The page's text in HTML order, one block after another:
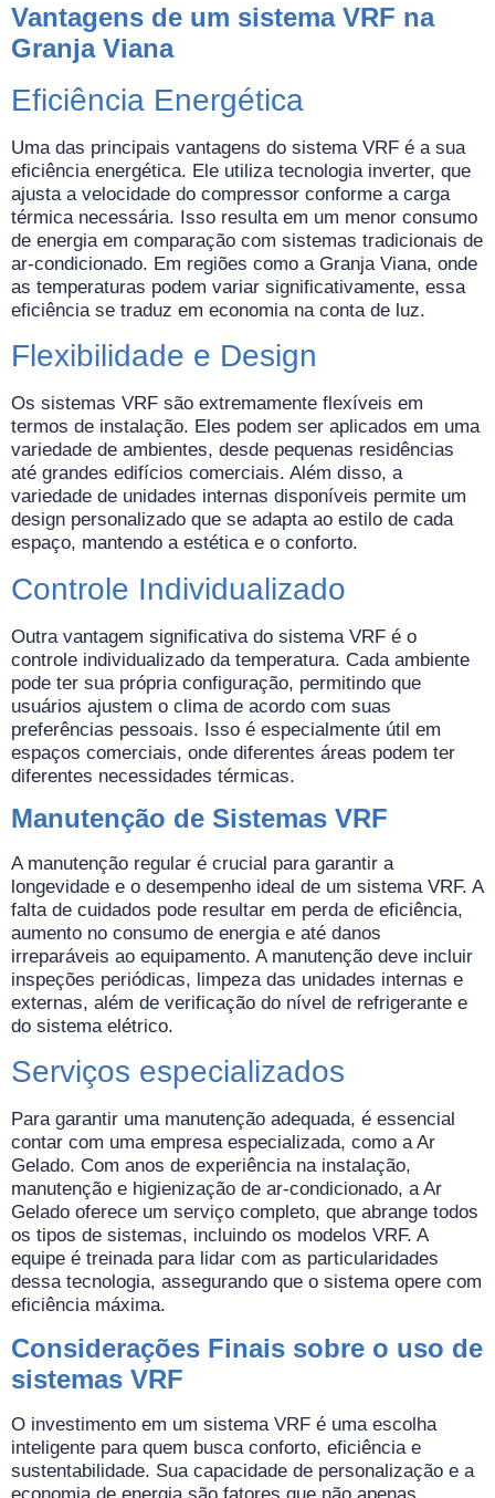
Vantagens de um sistema VRF na
Granja Viana
Eficiência Energética
Uma das principais vantagens do sistema VRF é a sua
eficiência energética. Ele utiliza tecnologia inverter, que
ajusta a velocidade do compressor conforme a carga
térmica necessária. Isso resulta em um menor consumo
de energia em comparação com sistemas tradicionais de
ar-condicionado. Em regiões como a Granja Viana, onde
as temperaturas podem variar significativamente, essa
eficiência se traduz em economia na conta de luz.
Flexibilidade e Design
Os sistemas VRF são extremamente flexíveis em
termos de instalação. Eles podem ser aplicados em uma
variedade de ambientes, desde pequenas residências
até grandes edifícios comerciais. Além disso, a
variedade de unidades internas disponíveis permite um
design personalizado que se adapta ao estilo de cada
espaço, mantendo a estética e o conforto.
Controle Individualizado
Outra vantagem significativa do sistema VRF é o
controle individualizado da temperatura. Cada ambiente
pode ter sua própria configuração, permitindo que
usuários ajustem o clima de acordo com suas
preferências pessoais. Isso é especialmente útil em
espaços comerciais, onde diferentes áreas podem ter
diferentes necessidades térmicas.
Manutenção de Sistemas VRF
A manutenção regular é crucial para garantir a
longevidade e o desempenho ideal de um sistema VRF. A
falta de cuidados pode resultar em perda de eficiência,
aumento no consumo de energia e até danos
irreparáveis ao equipamento. A manutenção deve incluir
inspeções periódicas, limpeza das unidades internas e
externas, além de verificação do nível de refrigerante e
do sistema elétrico.
Serviços especializados
Para garantir uma manutenção adequada, é essencial
contar com uma empresa especializada, como a Ar
Gelado. Com anos de experiência na instalação,
manutenção e higienização de ar-condicionado, a Ar
Gelado oferece um serviço completo, que abrange todos
os tipos de sistemas, incluindo os modelos VRF. A
equipe é treinada para lidar com as particularidades
dessa tecnologia, assegurando que o sistema opere com
eficiência máxima.
Considerações Finais sobre o uso de
sistemas VRF
O investimento em um sistema VRF é uma escolha
inteligente para quem busca conforto, eficiência e
sustentabilidade. Sua capacidade de personalização e a